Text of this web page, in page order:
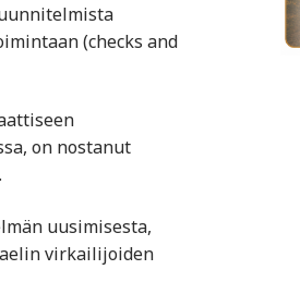
(checks and
on nostanut
uusimisesta,
virkailijoiden